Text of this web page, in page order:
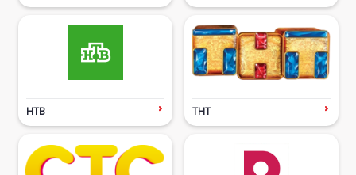
НТВ ТНТ